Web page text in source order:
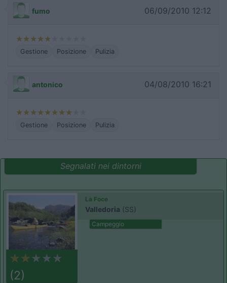
fumo 06/09/2010 12:12
Gestione Posizione Pulizia
antonico 04/08/2010 16:21
Gestione Posizione Pulizia
Segnalati nei dintorni
(2)
La Foce
Valledoria (SS)
Campeggio